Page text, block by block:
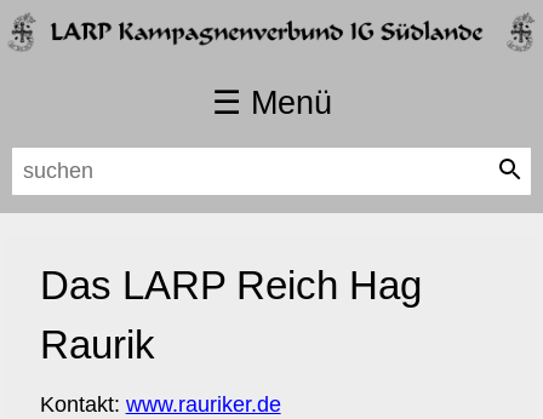
☰ Menü
Navigation
überspringen
Startseite
Länder
Hintergrund
Länder
Reich der Mitte
Das LARP Reich Hag
Raurik
Kontakt: www.rauriker.de